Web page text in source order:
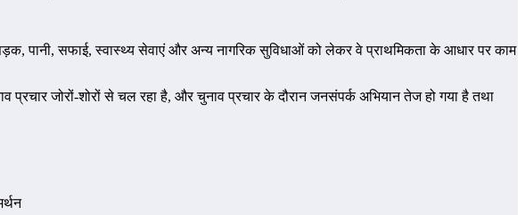
सड़क, पानी, सफाई, स्वास्थ्य सेवाएं और अन्य नागरिक सुविधाओं को लेकर वे प्राथमिकता के आधार पर काम
जोरों-शोरों से चल रहा है, और चुनाव प्रचार के दौरान जनसंपर्क अभियान तेज हो गया है तथा